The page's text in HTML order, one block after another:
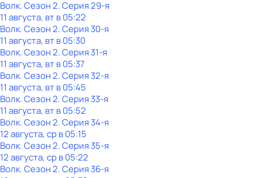
Волк. Сезон 2. Серия 29-я
11 августа, вт в 05:22
Волк. Сезон 2. Серия 30-я
11 августа, вт в 05:30
Волк. Сезон 2. Серия 31-я
11 августа, вт в 05:37
Волк. Сезон 2. Серия 32-я
11 августа, вт в 05:45
Волк. Сезон 2. Серия 33-я
11 августа, вт в 05:52
Волк. Сезон 2. Серия 34-я
12 августа, ср в 05:15
Волк. Сезон 2. Серия 35-я
12 августа, ср в 05:22
Волк. Сезон 2. Серия 36-я